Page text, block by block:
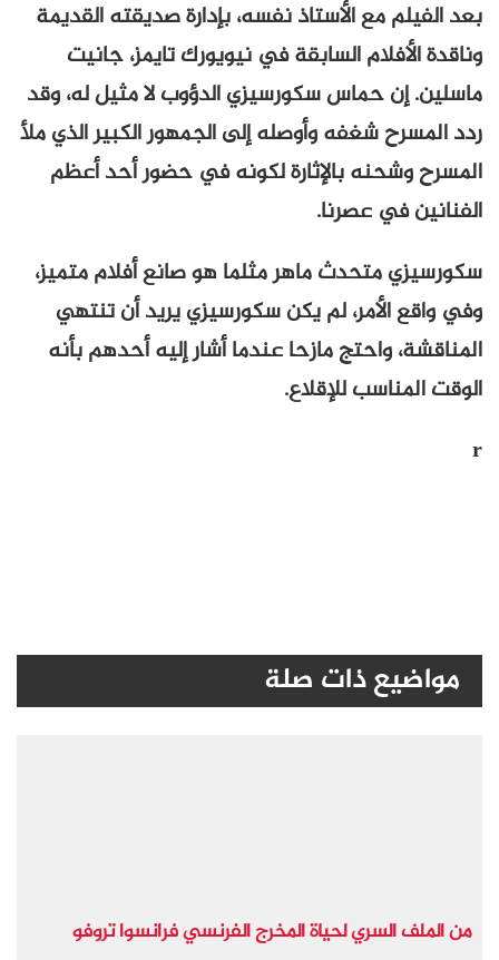
بعد الفيلم مع الأستاذ نفسه، بإدارة صديقته القديمة
وناقدة الأفلام السابقة في نيويورك تايمز، جانيت
ماسلين. إن حماس سكورسيزي الدؤوب لا مثيل له، وقد
ردد المسرح شغفه وأوصله إلى الجمهور الكبير الذي ملأ
المسرح وشحنه بالإثارة لكونه في حضور أحد أعظم
الفنانين في عصرنا.
سكورسيزي متحدث ماهر مثلما هو صانع أفلام متميز،
وفي واقع الأمر، لم يكن سكورسيزي يريد أن تنتهي
المناقشة، واحتج مازحا عندما أشار إليه أحدهم بأنه
الوقت المناسب للإقلاع.
r
مواضيع ذات صلة
من الملف السري لحياة المخرج الفرنسي فرانسوا تروفو